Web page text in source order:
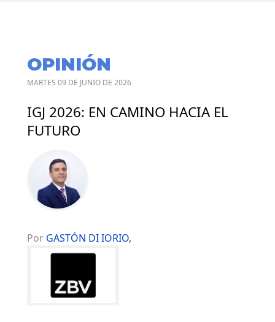
OPINIÓN
MARTES 09 DE JUNIO DE 2026
IGJ 2026: EN CAMINO HACIA EL
FUTURO
Por GASTÓN DI IORIO,